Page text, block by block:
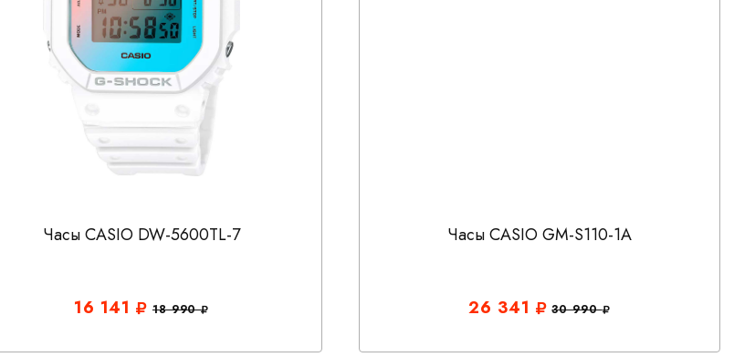
Часы CASIO DW-5600TL-7
16 141 18 990
Часы CASIO GM-S110-1A
26 341 30 990